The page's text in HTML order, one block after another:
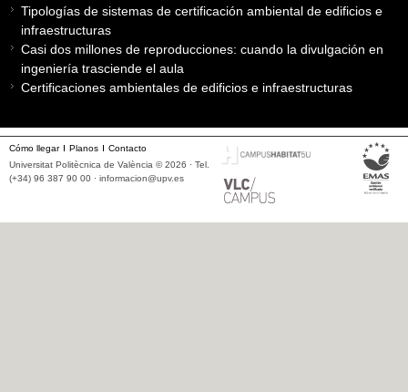
Tipologías de sistemas de certificación ambiental de edificios e
infraestructuras
Casi dos millones de reproducciones: cuando la divulgación en
ingeniería trasciende el aula
Certificaciones ambientales de edificios e infraestructuras
Cómo llegar Planos
Contacto
Universitat Politècnica de València © 2026 · Tel.
(+34) 96 387 90 00 · informacion@upv.es